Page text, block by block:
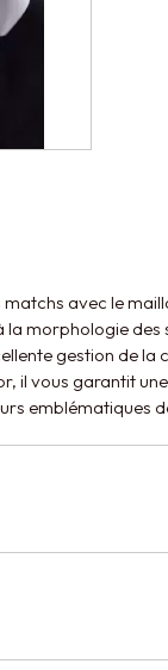
avec le
morphologie
gestion de la
il vous garantit
emblématiques